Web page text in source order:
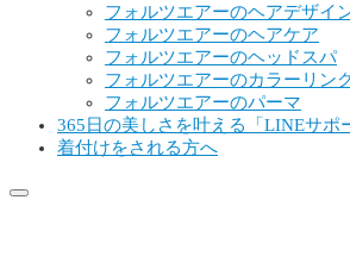
フォルツエアーのヘアデザイ
フォルツエアーのヘアケア
フォルツエアーのヘッドスパ
フォルツエアーのカラーリン
フォルツエアーのパーマ
365日の美しさを叶える「LINEサポ
着付けをされる方へ